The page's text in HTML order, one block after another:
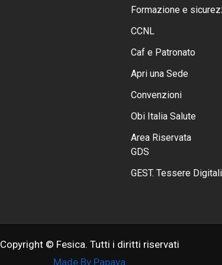
Formazione e
CCNL
Caf e Patronato
Apri una Sede
Convenzioni
Obi Italia Salute
Area Riservata
GDS
GEST. Tessere Digitali
Copyright © Fesica. Tutti i diritti riservati
Made By Papaya